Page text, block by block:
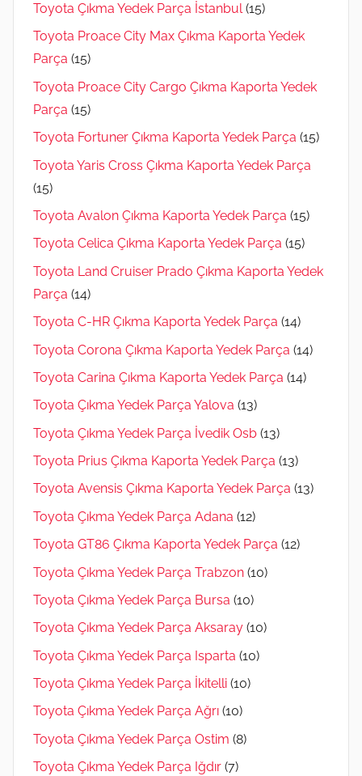
Toyota Çıkma Yedek Parça İstanbul (15)
Toyota Proace City Max Çıkma Kaporta Yedek
Parça (15)
Toyota Proace City Cargo Çıkma Kaporta Yedek
Parça (15)
Toyota Fortuner Çıkma Kaporta Yedek Parça (15)
Toyota Yaris Cross Çıkma Kaporta Yedek Parça
(15)
Toyota Avalon Çıkma Kaporta Yedek Parça (15)
Toyota Celica Çıkma Kaporta Yedek Parça (15)
Toyota Land Cruiser Prado Çıkma Kaporta Yedek
Parça (14)
Toyota C-HR Çıkma Kaporta Yedek Parça (14)
Toyota Corona Çıkma Kaporta Yedek Parça (14)
Toyota Carina Çıkma Kaporta Yedek Parça (14)
Toyota Çıkma Yedek Parça Yalova (13)
Toyota Çıkma Yedek Parça İvedik Osb (13)
Toyota Prius Çıkma Kaporta Yedek Parça (13)
Toyota Avensis Çıkma Kaporta Yedek Parça (13)
Toyota Çıkma Yedek Parça Adana (12)
Toyota GT86 Çıkma Kaporta Yedek Parça (12)
Toyota Çıkma Yedek Parça Trabzon (10)
Toyota Çıkma Yedek Parça Bursa (10)
Toyota Çıkma Yedek Parça Aksaray (10)
Toyota Çıkma Yedek Parça Isparta (10)
Toyota Çıkma Yedek Parça İkitelli (10)
Toyota Çıkma Yedek Parça Ağrı (10)
Toyota Çıkma Yedek Parça Ostim (8)
Toyota Çıkma Yedek Parça Iğdır (7)